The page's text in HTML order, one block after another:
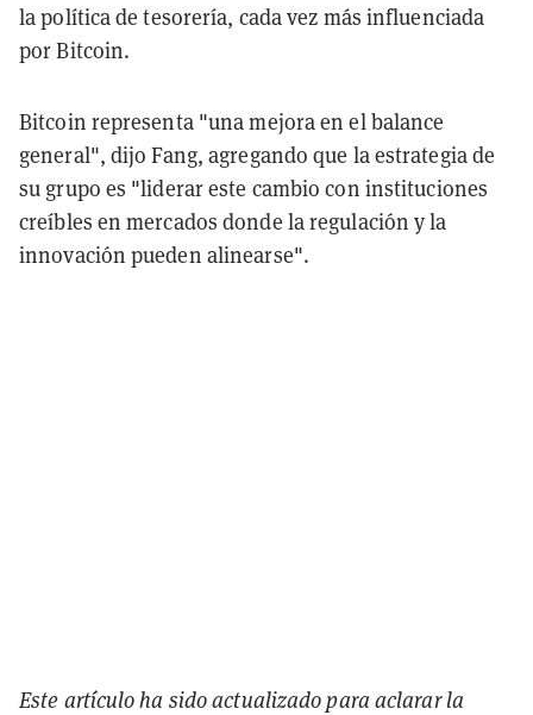
la política de tesorería, cada vez más influenciada
por Bitcoin.
Bitcoin representa "una mejora en el balance
general", dijo Fang, agregando que la estrategia de
su grupo es "liderar este cambio con instituciones
creíbles en mercados donde la regulación y la
innovación pueden alinearse".
Este artículo ha sido actualizado para aclarar la